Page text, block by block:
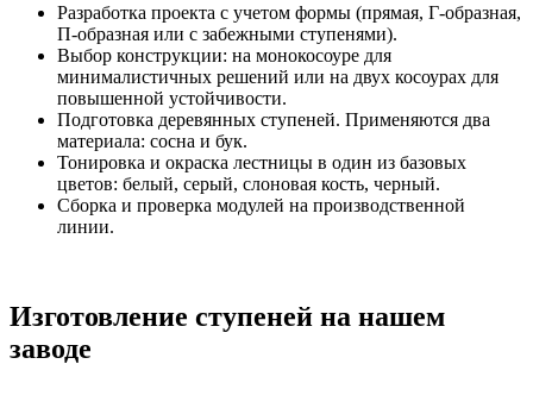
Разработка проекта с учетом формы (прямая, Г-образная,
П-образная или с забежными ступенями).
Выбор конструкции: на монокосоуре для
минималистичных решений или на двух косоурах для
повышенной устойчивости.
Подготовка деревянных ступеней. Применяются два
материала: сосна и бук.
Тонировка и окраска лестницы в один из базовых
цветов: белый, серый, слоновая кость, черный.
Сборка и проверка модулей на производственной
линии.
Изготовление ступеней на нашем
заводе